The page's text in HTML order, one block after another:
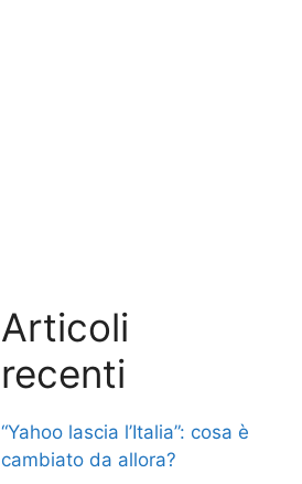
Articoli
recenti
“Yahoo lascia l’Italia”: cosa è
cambiato da allora?